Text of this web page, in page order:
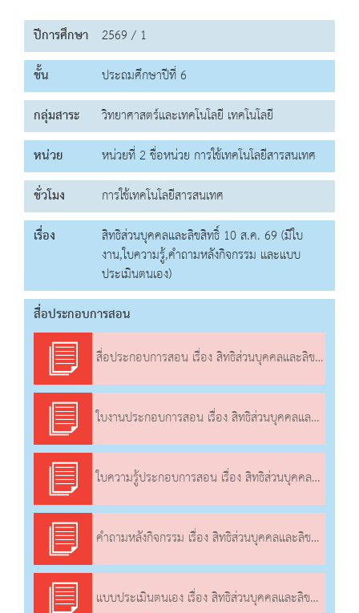
ปีการศึกษา 2569 / 1
ชั้น
ประถมศึกษาปีที่ 6
กลุ่มสาระ
วิทยาศาสตร์และเทคโนโลยี เทคโนโลยี
หน่วย
หน่วยที่ 2 ชื่อหน่วย การใช้เทคโนโลยีสารสนเทศ
ชั่วโมง
การใช้เทคโนโลยีสารสนเทศ
เรื่อง
สิทธิส่วนบุคคลและลิขสิทธิ์ 10 ส.ค. 69 (มีใบ
งาน,ใบความรู้,คำถามหลังกิจกรรม และแบบ
ประเมินตนเอง)
สื่อประกอบการสอน
สื่อประกอบการสอน เรื่อง สิทธิส่วนบุคคลและลิขสิทธิ์
ใบงานประกอบการสอน เรื่อง สิทธิส่วนบุคคลและลิขสิทธิ์
ใบความรู้ประกอบการสอน เรื่อง สิทธิส่วนบุคคลและลิขสิทธิ์
คำถามหลังกิจกรรม เรื่อง สิทธิส่วนบุคคลและลิขสิทธิ์
แบบประเมินตนเอง เรื่อง สิทธิส่วนบุคคลและลิขสิทธิ์